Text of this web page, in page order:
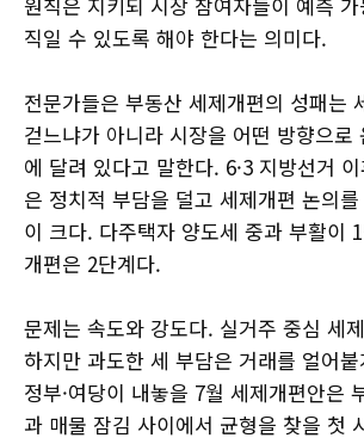
직일 수 있도록 해야 한다는 의미다.
전문가들은 부동산 세제개편의 성패는
걷느냐가 아니라 시장을 어떤 방향으로
에 달려 있다고 말한다. 6·3 지방선거
은 정치적 부담을 덜고 세제개편 논의
이 크다. 다주택자 양도세 중과 부활이
개편은 2단계다.
문제는 속도와 강도다. 실거주 중심 세
하지만 과도한 세 부담은 거래를 얼어
정부·여당이 내놓을 7월 세제개편안은
과 매물 잠김 사이에서 균형을 찾을 첫